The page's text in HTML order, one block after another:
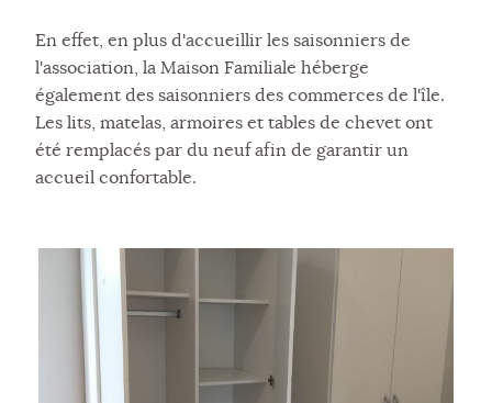
En effet, en plus d'accueillir les saisonniers de
l'association, la Maison Familiale héberge
également des saisonniers des commerces de l'île.
Les lits, matelas, armoires et tables de chevet ont
été remplacés par du neuf afin de garantir un
accueil confortable.